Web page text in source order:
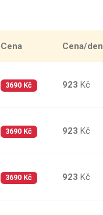
Cena Cena/den
3690 Kč 923 Kč
3690 Kč 923 Kč
3690 Kč 923 Kč